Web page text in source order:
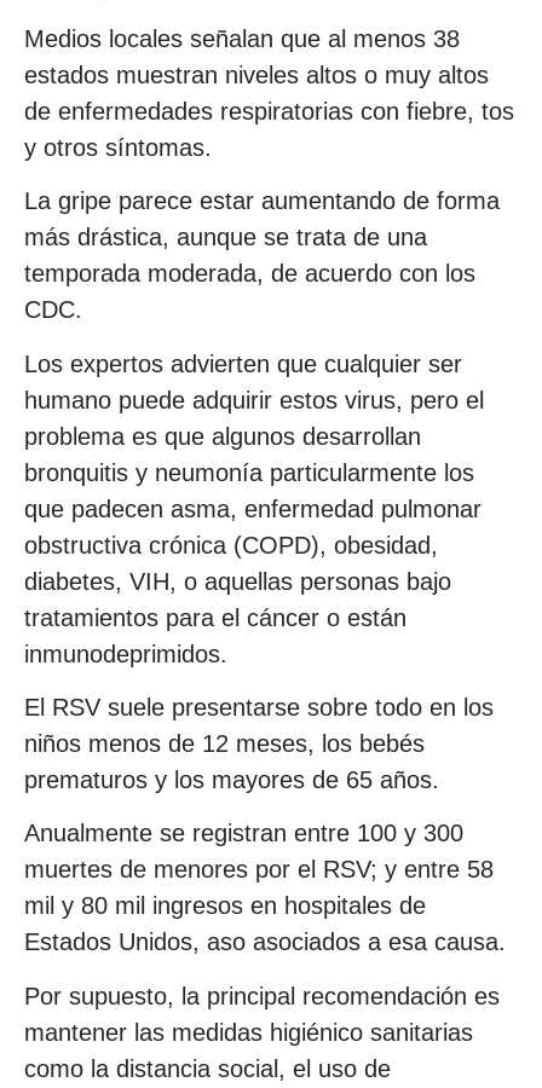
Medios locales señalan que al menos 38
estados muestran niveles altos o muy altos
de enfermedades respiratorias con fiebre, tos
y otros síntomas.
La gripe parece estar aumentando de forma
más drástica, aunque se trata de una
temporada moderada, de acuerdo con los
CDC.
Los expertos advierten que cualquier ser
humano puede adquirir estos virus, pero el
problema es que algunos desarrollan
bronquitis y neumonía particularmente los
que padecen asma, enfermedad pulmonar
obstructiva crónica (COPD), obesidad,
diabetes, VIH, o aquellas personas bajo
tratamientos para el cáncer o están
inmunodeprimidos.
El RSV suele presentarse sobre todo en los
niños menos de 12 meses, los bebés
prematuros y los mayores de 65 años.
Anualmente se registran entre 100 y 300
muertes de menores por el RSV; y entre 58
mil y 80 mil ingresos en hospitales de
Estados Unidos, aso asociados a esa causa.
Por supuesto, la principal recomendación es
mantener las medidas higiénico sanitarias
como la distancia social, el uso de